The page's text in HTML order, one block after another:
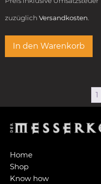
zuzüglich Versandkosten.
In den Warenkorb
1
Home
Shop
Know how